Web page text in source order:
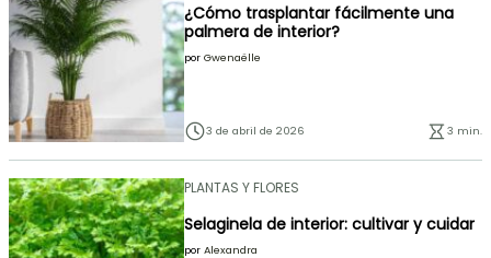
¿Cómo trasplantar fácilmente una
palmera de interior?
por Gwenaëlle
3 de abril de 2026 3 min.
PLANTAS Y FLORES
Selaginela de interior: cultivar y cuidar
por Alexandra